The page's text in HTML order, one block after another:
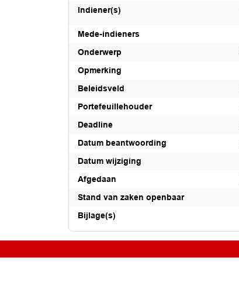
Indiener(s)
Mede-indieners
Onderwerp
Opmerking
Beleidsveld
Portefeuillehouder
Deadline
Datum beantwoording
Datum wijziging
Afgedaan
Stand van zaken openbaar
Bijlage(s)